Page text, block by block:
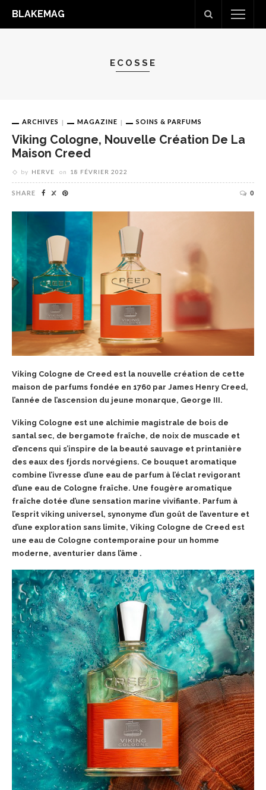
BLAKEMAG
ECOSSE
ARCHIVES MAGAZINE SOINS & PARFUMS
Viking Cologne, Nouvelle Création De La
Maison Creed
by HERVE on 18 FÉVRIER 2022
SHARE 0
Viking Cologne de Creed est la nouvelle création de cette
maison de parfums fondée en 1760 par James Henry Creed,
l’année de l’ascension du jeune monarque, George III.
Viking Cologne est une alchimie magistrale de bois de
santal sec, de bergamote fraîche, de noix de muscade et
d’encens qui s’inspire de la beauté sauvage et printanière
des eaux des fjords norvégiens. Ce bouquet aromatique
combine l’ivresse d’une eau de parfum à l’éclat revigorant
d’une eau de Cologne fraîche. Une fougère aromatique
fraîche dotée d’une sensation marine vivifiante. Parfum à
l’esprit viking universel, synonyme d’un goût de l’aventure et
d’une exploration sans limite, Viking Cologne de Creed est
une eau de Cologne contemporaine pour un homme
moderne, aventurier dans l’âme .